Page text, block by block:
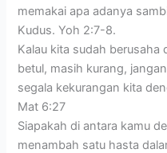
memakai apa adanya
Kudus. Yoh 2:7-8.
Kalau kita sudah
betul, masih kurang,
segala kekurangan kita
Mat 6:27
Siapakah di antara kamu
menambah satu hasta